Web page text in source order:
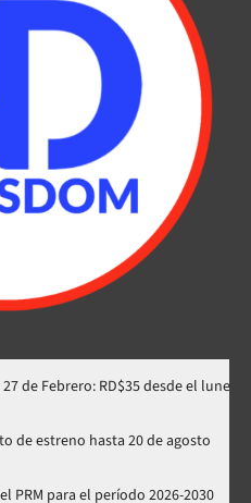
RD$35 desde el lunes
de estreno hasta 20 de
el período 2026-2030